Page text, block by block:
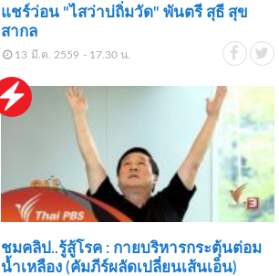
แชร์ว่อน "ไสว่าบ่ถิ่มวัด" พันตรี สุธี สุข
สากล
13 มี.ค. 2559 - 17.30 น.
ชมคลิป..รู้สู้โรค : กายบริหารกระตุ้นต่อม
น้ำเหลือง (คัมภีร์ผลัดเปลี่ยนเส้นเอ็น)